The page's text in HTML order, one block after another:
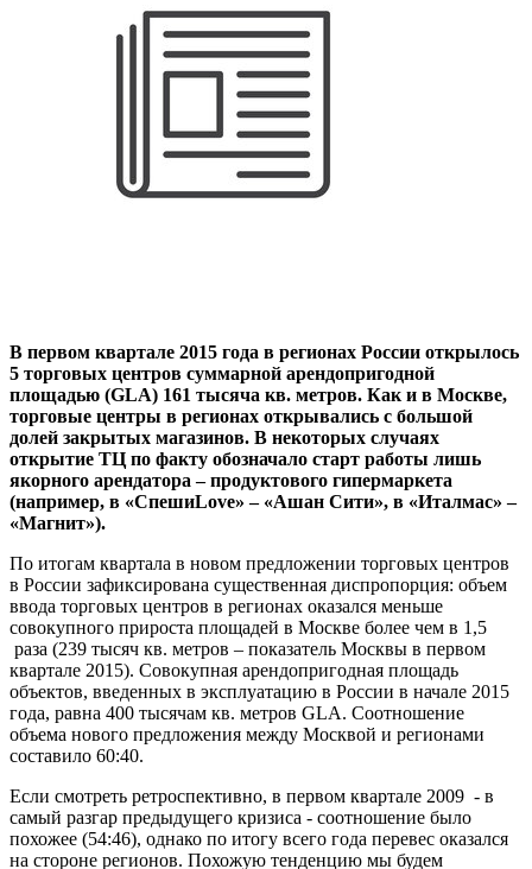
В первом квартале 2015 года в регионах России открылось
5 торговых центров суммарной арендопригодной
площадью (GLA) 161 тысяча кв. метров. Как и в Москве,
торговые центры в регионах открывались с большой
долей закрытых магазинов. В некоторых случаях
открытие ТЦ по факту обозначало старт работы лишь
якорного арендатора – продуктового гипермаркета
(например, в «СпешиLove» – «Ашан Сити», в «Италмас» –
«Магнит»).
По итогам квартала в новом предложении торговых центров
в России зафиксирована существенная диспропорция: объем
ввода торговых центров в регионах оказался меньше
совокупного прироста площадей в Москве более чем в 1,5
раза (239 тысяч кв. метров – показатель Москвы в первом
квартале 2015). Совокупная арендопригодная площадь
объектов, введенных в эксплуатацию в России в начале 2015
года, равна 400 тысячам кв. метров GLA. Соотношение
объема нового предложения между Москвой и регионами
составило 60:40.
Если смотреть ретроспективно, в первом квартале 2009 - в
самый разгар предыдущего кризиса - соотношение было
похожее (54:46), однако по итогу всего года перевес оказался
на стороне регионов. Похожую тенденцию мы будем